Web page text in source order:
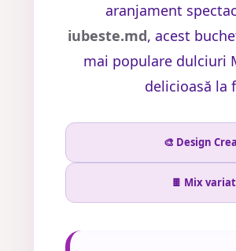
aranjament
iubeste.md, acest
mai populare dulciuri
delicioasă la
🎨 Design
🍫 Mix